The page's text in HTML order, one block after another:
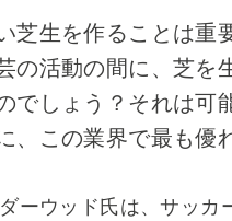
芝生を作ることは重
の活動の間に、芝を
でしょう？それは可
、この業界で最も優
ーウッド氏は、サッカ